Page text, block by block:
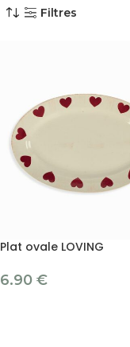
Filtres
Plat ovale LOVING
6.90 €